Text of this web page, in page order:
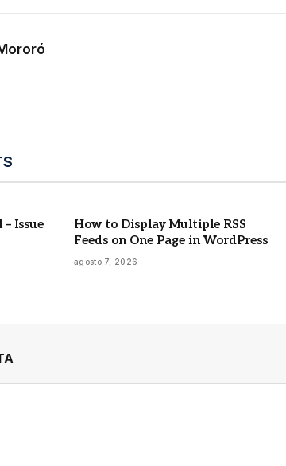
Issue
How to Display Multiple RSS
Feeds on One Page in WordPress
agosto 7, 2026